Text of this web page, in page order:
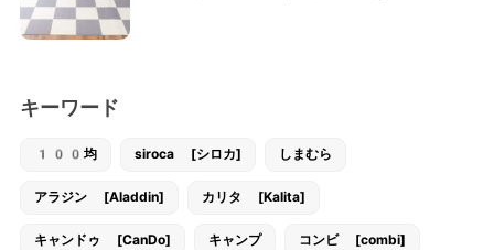
キーワード
100均 siroca [シロカ] しまむら
アラジン [Aladdin] カリタ [Kalita]
キャンドゥ [CanDo] キャンプ コンビ [combi]